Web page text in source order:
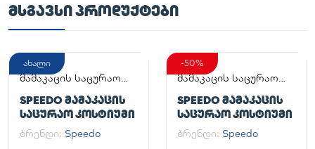
ᲛᲡᲒᲐᲕᲡᲘ ᲞᲠᲝᲓᲣᲥᲢᲔᲑᲘ
ახალი
მამაკაცის საცურაო
SPEEDO ᲛᲐᲛᲐᲙᲐᲪᲘᲡ
ᲡᲐᲪᲣᲠᲐᲝ ᲙᲝᲡᲢᲘᲣᲛᲘ
ბრენდი: Speedo
-50%
მამაკაცის საცურაო
SPEEDO ᲛᲐᲛᲐᲙᲐᲪᲘᲡ
ᲡᲐᲪᲣᲠᲐᲝ ᲙᲝᲡᲢᲘᲣᲛᲘ
ბრენდი: Speedo